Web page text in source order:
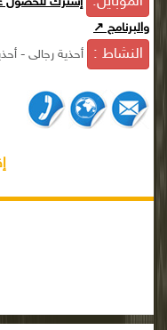
والبرنامج ↗
النشاط : أحذية رجالى -